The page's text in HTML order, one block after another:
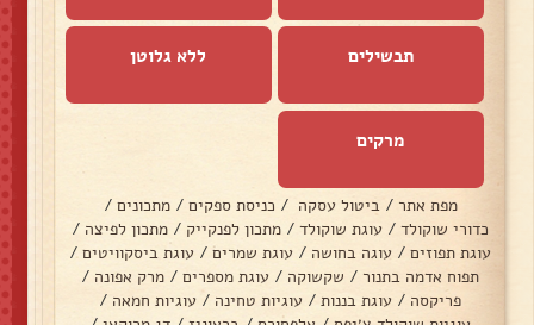
תבשילים ללא גלוטן
מרקים
מפת אתר / ביטול עסקה / כניסת ספקים / מתכונים /
כדורי שוקולד / עוגת שוקולד / מתכון לפנקייק / מתכון לפיצה /
עוגת תפוזים / עוגה בחושה / עוגת שמרים / עוגת ביסקוויטים /
תפוח אדמה בתנור / שקשוקה / עוגת מספרים / מרק אפונה /
פריקסה / עוגת בננות / עוגיות טחינה / עוגיות חמאה /